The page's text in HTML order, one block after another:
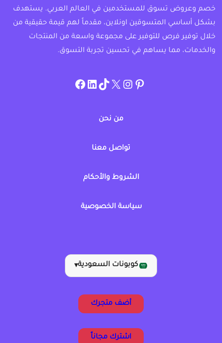
خصم وعروض تسوق للمستخدمين في العالم العربي. يستهدف
بشكل أساسي المتسوقين اونلاين، مقدماً لهم قيمة حقيقية من
خلال توفير فرص للتوفير على مجموعة واسعة من المنتجات
والخدمات، مما يساهم في تحسين تجربة التسوق.
pinterest
allcouponat
twitter
TikTok
linkedin
facebook
من نحن
تواصل معنا
الشروط والأحكام
سياسة الخصوصية
كوبونات السعودية▾
أضف متجرك
اشترك مجاناً